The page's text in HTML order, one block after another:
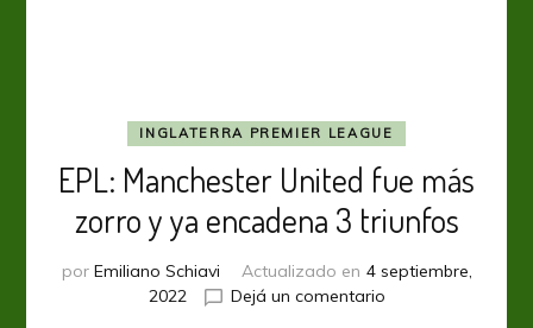
INGLATERRA PREMIER LEAGUE
EPL: Manchester United fue más
zorro y ya encadena 3 triunfos
por Emiliano Schiavi Actualizado en 4 septiembre,
2022
Dejá un comentarioen